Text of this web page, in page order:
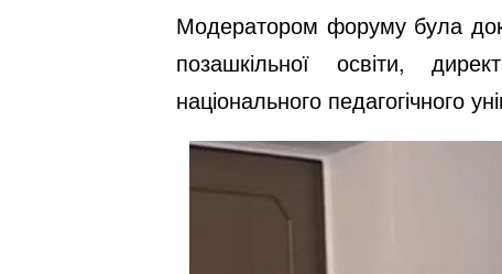
Модератором форуму була
позашкільної освіти,
національного педагогічного